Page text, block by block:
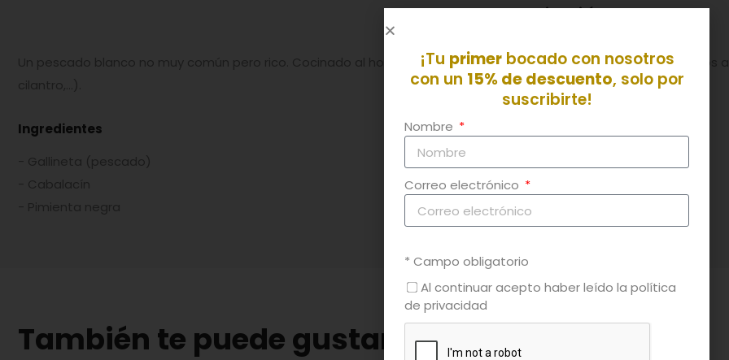
Descripción
Un pescado blanco no muy común pero rico. Cocinado al horno, con verduras y patatas. Normalmente le ponemos
Ingredientes
También te puede gustar
¡Tu primerbocado con nosotros
con un 15% de descuento, solo por
suscribirte!
Nombre
Correo electrónico
* Campo obligatorio
Al continuar acepto haber leído la política
de privacidad